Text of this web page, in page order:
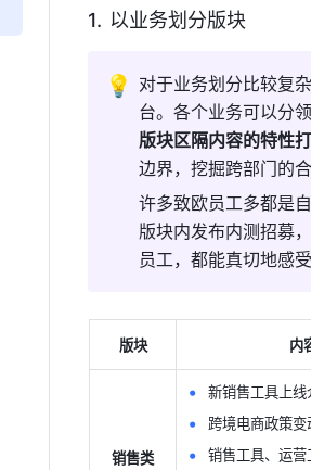
以业务划分版块
💡 对于业务划分比较复
台。各个业务可以分
版块区隔内容的特性
边界，挖掘跨部门的合
许多致欧员工多都是
版块内发布内测招募
员工，都能真切地感
版块 内
销售类
新销售工具上线
跨境电商政策变
销售工具、运